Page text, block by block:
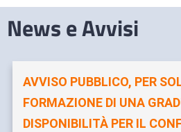
News e Avvisi
AVVISO PUBBLICO, PER
FORMAZIONE DI UNA
DISPONIBILITÀ PER IL